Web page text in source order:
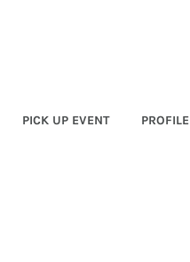
PICK UP EVENT PROFILE